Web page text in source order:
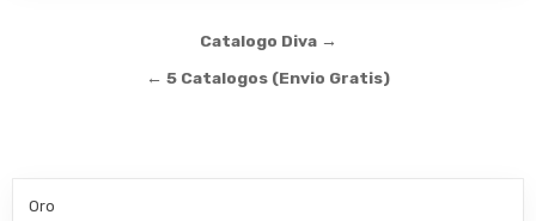
navigation
Catalogo Diva →
← 5 Catalogos (Envio Gratis)
Oro